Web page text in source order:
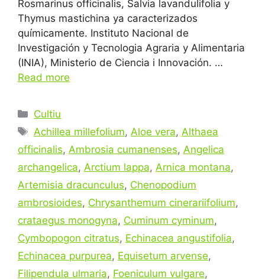
Rosmarinus officinalis, Salvia lavandulifolia y
Thymus mastichina ya caracterizados
químicamente. Instituto Nacional de
Investigación y Tecnologia Agraria y Alimentaria
(INIA), Ministerio de Ciencia i Innovación. …
Read more
Categories
Cultiu
Tags
Achillea millefolium, Aloe vera, Althaea
officinalis, Ambrosia cumanenses, Angelica
archangelica, Arctium lappa, Arnica montana,
Artemisia dracunculus, Chenopodium
ambrosioides, Chrysanthemum cinerariifolium,
crataegus monogyna, Cuminum cyminum,
Cymbopogon citratus, Echinacea angustifolia,
Echinacea purpurea, Equisetum arvense,
Filipendula ulmaria, Foeniculum vulgare,